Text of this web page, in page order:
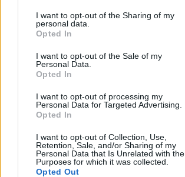
I want to opt-out of the Sharing of my
personal data.
Opted In
I want to opt-out of the Sale of my
Personal Data.
Opted In
I want to opt-out of processing my
Personal Data for Targeted Advertising.
Opted In
I want to opt-out of Collection, Use,
Retention, Sale, and/or Sharing of my
Personal Data that Is Unrelated with the
Purposes for which it was collected.
Opted Out